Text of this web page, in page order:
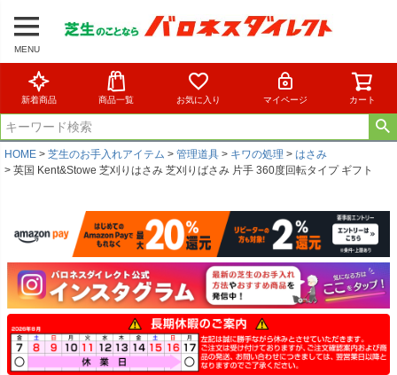
MENU
新着商品 商品一覧 お気に入り マイページ カート
HOME 芝生のお手入れアイテム 管理道具 キワの処理
はさみ
英国 Kent&Stowe 芝刈りはさみ 芝刈りばさみ 片手 360度回転タイプ ギフト